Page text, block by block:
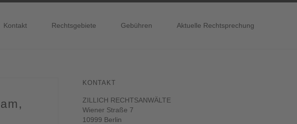
Kontakt Rechtsgebiete Gebühren Aktuelle Rechtsprechung
KONTAKT
ZILLICH RECHTSANWÄLTE
Wiener Straße 7
10999 Berlin